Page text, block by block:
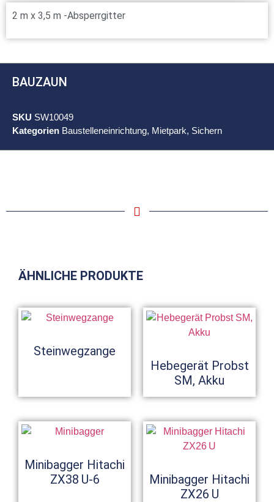
2 m x 3,5 m -Absperrgitter
BAUZAUN
SKU SW10049
Kategorien Baustelleneinrichtung, Mietpark, Sichern
ÄHNLICHE PRODUKTE
Steinwegzange
Hebegerät Probst
SM, Akku
Minibagger Hitachi
ZX38 U-6
Minibagger Hitachi
ZX26 U